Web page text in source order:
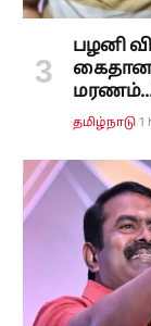
பழனி
கைதான
தமிழ்நாடு 1